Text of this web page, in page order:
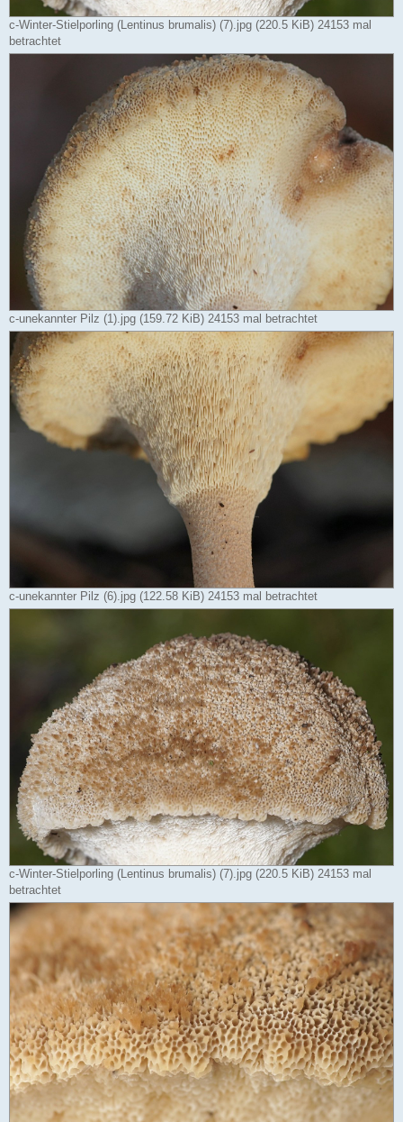
c-Winter-Stielporling (Lentinus brumalis) (7).jpg (220.5 KiB) 24153 mal
betrachtet
c-unekannter Pilz (1).jpg (159.72 KiB) 24153 mal betrachtet
c-unekannter Pilz (6).jpg (122.58 KiB) 24153 mal betrachtet
c-Winter-Stielporling (Lentinus brumalis) (7).jpg (220.5 KiB) 24153 mal
betrachtet